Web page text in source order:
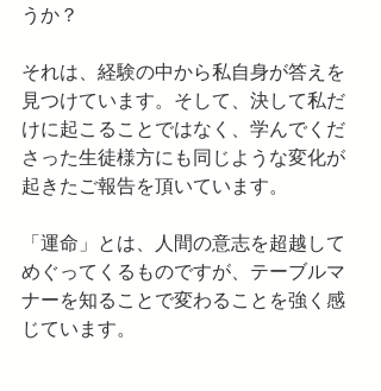
うか？
それは、経験の中から私自身が答えを
見つけています。そして、決して私だ
けに起こることではなく、学んでくだ
さった生徒様方にも同じような変化が
起きたご報告を頂いています。
「運命」とは、人間の意志を超越して
めぐってくるものですが、テーブルマ
ナーを知ることで変わることを強く感
じています。